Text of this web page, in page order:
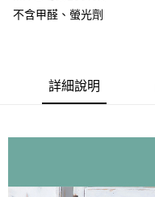
不含甲醛、螢光劑
詳細說明